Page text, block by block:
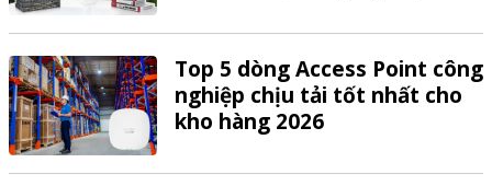
Top 5 dòng Access Point công
nghiệp chịu tải tốt nhất cho
kho hàng 2026